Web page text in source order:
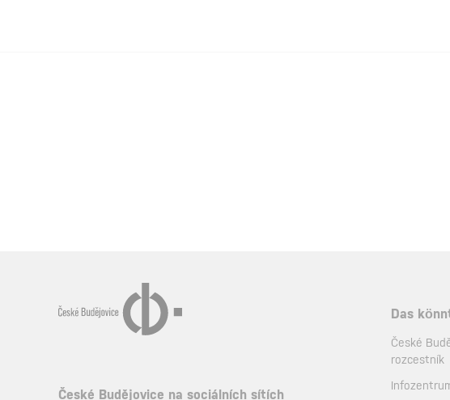
České Budějovice na sociálních sítích
Das
České
rozcestník